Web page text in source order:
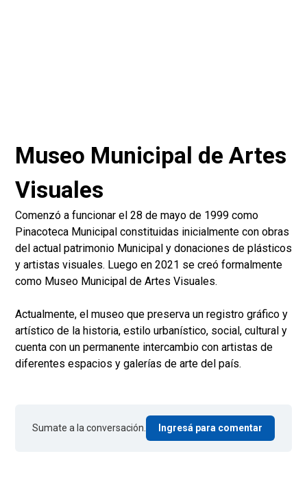
Museo Municipal de Artes
Visuales
Comenzó a funcionar el 28 de mayo de 1999 como
Pinacoteca Municipal constituidas inicialmente con obras
del actual patrimonio Municipal y donaciones de plásticos
y artistas visuales. Luego en 2021 se creó formalmente
como Museo Municipal de Artes Visuales.
Actualmente, el museo que preserva un registro gráfico y
artístico de la historia, estilo urbanístico, social, cultural y
cuenta con un permanente intercambio con artistas de
diferentes espacios y galerías de arte del país.
Sumate a la conversación. Ingresá para comentar